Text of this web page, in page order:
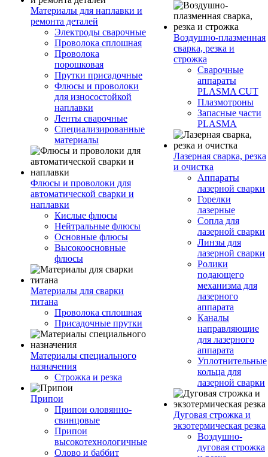
Материалы для наплавки и
ремонта деталей
Электроды сварочные
Проволока сплошная
Проволока
порошковая
Прутки присадочные
Флюсы и проволоки
для износостойкой
наплавки
Ленты сварочные
Специализированные
материалы
Флюсы и проволоки для
автоматической сварки и
наплавки
Кислые флюсы
Нейтральные флюсы
Основные флюсы
Высокоосновные
флюсы
Материалы для сварки
титана
Проволока сплошная
Присадочные прутки
Материалы специального
назначения
Строжка и резка
Припои
Припои оловянно-
свинцовые
Припои
высокотехнологичные
Олово и баббит
Воздушно-плазменная
сварка, резка и
строжка
Сварочные
аппараты
PLASMA CUT
Плазмотроны
Запасные части
PLASMA
Лазерная сварка, резка
и очистка
Аппараты
лазерной сварки
Горелки
лазерные
Сопла для
лазерной сварки
Линзы для
лазерной сварки
Ролики
подающего
механизма для
лазерного
аппарата
Каналы
направляющие
для лазерного
аппарата
Уплотнительные
кольца для
лазерной сварки
Дуговая строжка и
экзотермическая резка
Воздушно-
дуговая строжка